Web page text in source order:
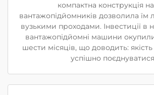
компактна конструкція
вантажопідйомників дозволила їм
вузькими проходами. Інвестиції в
вантажопідйомні машини
шести місяців, що доводить:
успішно